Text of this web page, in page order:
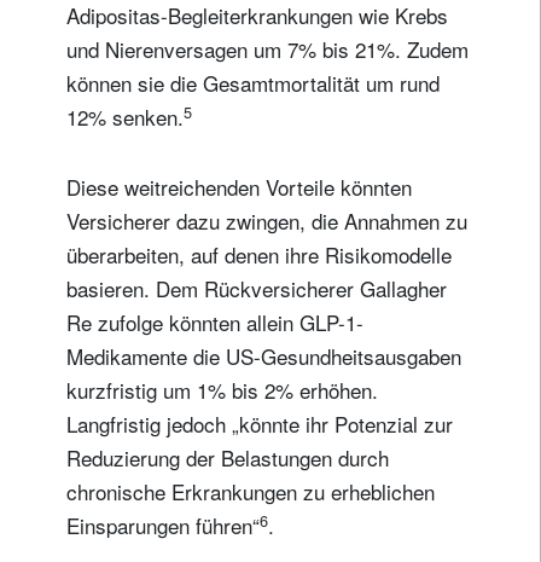
Adipositas-Begleiterkrankungen wie Krebs
und Nierenversagen um 7% bis 21%. Zudem
können sie die Gesamtmortalität um rund
12% senken.5
Diese weitreichenden Vorteile könnten
Versicherer dazu zwingen, die Annahmen zu
überarbeiten, auf denen ihre Risikomodelle
basieren. Dem Rückversicherer Gallagher
Re zufolge könnten allein GLP-1-
Medikamente die US-Gesundheitsausgaben
kurzfristig um 1% bis 2% erhöhen.
Langfristig jedoch „könnte ihr Potenzial zur
Reduzierung der Belastungen durch
chronische Erkrankungen zu erheblichen
Einsparungen führen“6.